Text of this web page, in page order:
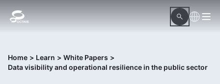
Home > Learn > White Papers >
Data visibility and operational resilience in the public sector